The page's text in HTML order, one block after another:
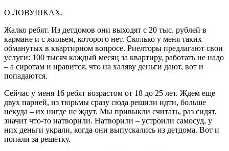
О ЛОВУШКАХ.
Жалко ребят. Из детдомов они выходят с 20 тыс. рублей в
кармане и с жильем, которого нет. Сколько у меня таких
обманутых в квартирном вопросе. Риелторы предлагают свои
услуги: 100 тысяч каждый месяц за квартиру, работать не надо
– а сиротам и нравится, что на халяву деньги дают, вот и
попадаются.
Сейчас у меня 16 ребят возрастом от 18 до 25 лет. Ждем еще
двух парней, из тюрьмы сразу сюда решили идти, больше
некуда – их нигде не ждут. Мы привыкли считать, раз сидят,
значит что-то натворили. Натворили – устроили самосуд, у
них деньги украли, когда они выпускались из детдома. Вот и
попали за решетку.